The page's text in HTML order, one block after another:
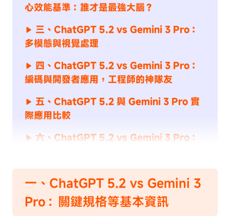
心效能基準：誰才是最強大腦？
三、ChatGPT 5.2 vs Gemini 3 Pro：
多模態與視覺處理
四、ChatGPT 5.2 vs Gemini 3 Pro：
編碼與開發者應用，工程師的神隊友
五、ChatGPT 5.2 與 Gemini 3 Pro 實
際應用比較
六、ChatGPT 5.2 vs Gemini 3 Pro：
結語：ChatGPT 5.2 Gemini 3 Pro 選
哪個？
一、ChatGPT 5.2 vs Gemini 3
Pro：關鍵規格等基本資訊